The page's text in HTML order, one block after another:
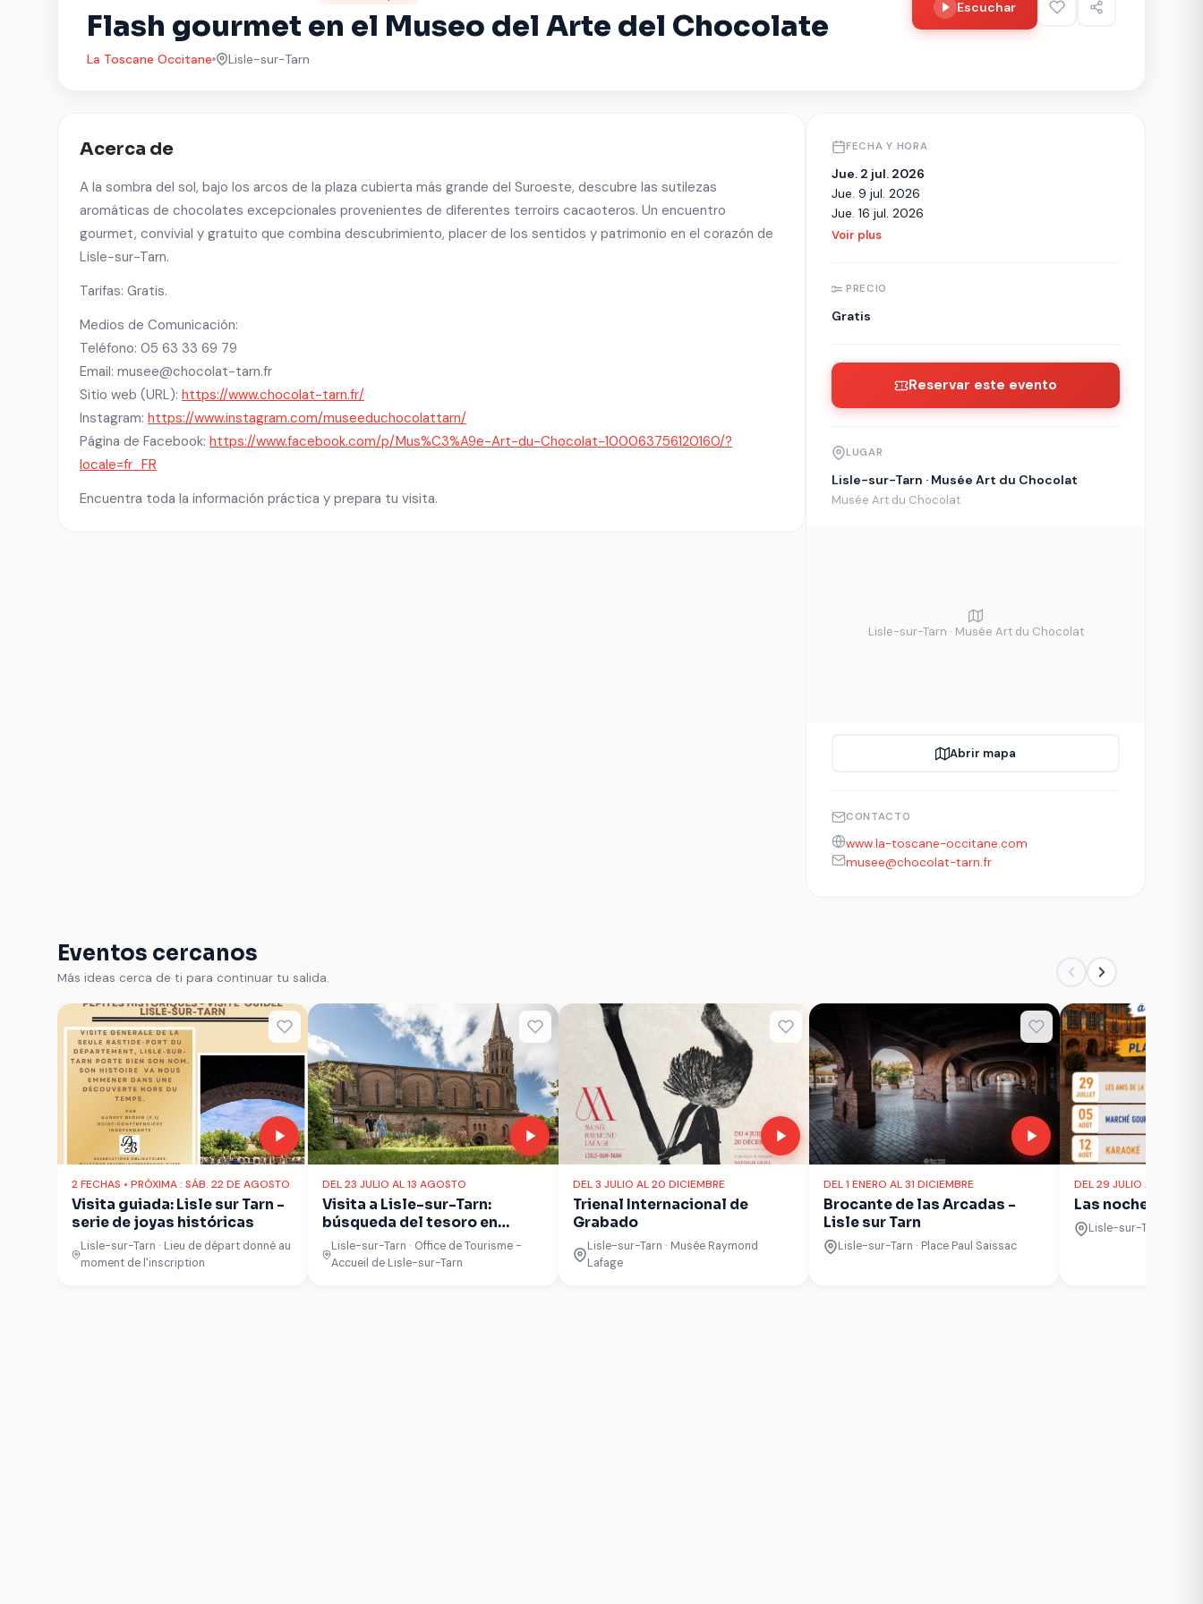
Flash gourmet en el Museo del Arte del Chocolate
La Toscane Occitane Lisle-sur-Tarn
Escuchar
Acerca de
A la sombra del sol, bajo los arcos de la plaza cubierta más grande del Suroeste, descubre las sutilezas
aromáticas de chocolates excepcionales provenientes de diferentes terroirs cacaoteros. Un encuentro
gourmet, convivial y gratuito que combina descubrimiento, placer de los sentidos y patrimonio en el corazón de
Lisle-sur-Tarn.
Tarifas: Gratis.
Medios de Comunicación:
Teléfono: 05 63 33 69 79
Email: musee@chocolat-tarn.fr
Sitio web (URL): https://www.chocolat-tarn.fr/
Instagram: https://www.instagram.com/museeduchocolattarn/
Página de Facebook: https://www.facebook.com/p/Mus%C3%A9e-Art-du-Chocolat-100063756120160/?
locale=fr_FR
Encuentra toda la información práctica y prepara tu visita.
FECHA Y HORA
Jue. 2 jul. 2026
Jue. 9 jul. 2026
Jue. 16 jul. 2026
Voir plus
PRECIO
Gratis
Reservar este evento
LUGAR
Lisle-sur-Tarn · Musée Art du Chocolat
Musée Art du Chocolat
Lisle-sur-Tarn · Musée Art du Chocolat
Abrir mapa
CONTACTO
www.la-toscane-occitane.com
musee@chocolat-tarn.fr
Eventos cercanos
Más ideas cerca de ti para continuar tu salida.
2 FECHAS • PRÓXIMA : SÁB. 22 DE AGOSTO
Visita guiada: Lisle sur Tarn -
serie de joyas históricas
Lisle-sur-Tarn · Lieu de départ donné au
moment de l'inscription
DEL 23 JULIO AL 13 AGOSTO
Visita a Lisle-sur-Tarn:
búsqueda del tesoro en
familia
Lisle-sur-Tarn · Office de Tourisme -
Accueil de Lisle-sur-Tarn
DEL 3 JULIO AL 20 DICIEMBRE
Trienal Internacional de
Grabado
Lisle-sur-Tarn · Musée Raymond
Lafage
DEL 1 ENERO AL 31 DICIEMBRE
Brocante de las Arcadas -
Lisle sur Tarn
Lisle-sur-Tarn · Place Paul Saissac
DEL 29 JULIO AL 26
Las noches de
Lisle-sur-Tarn ·